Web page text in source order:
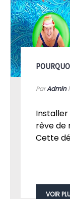
ParAdmin
Installer
rêve de
Cette
VOIR